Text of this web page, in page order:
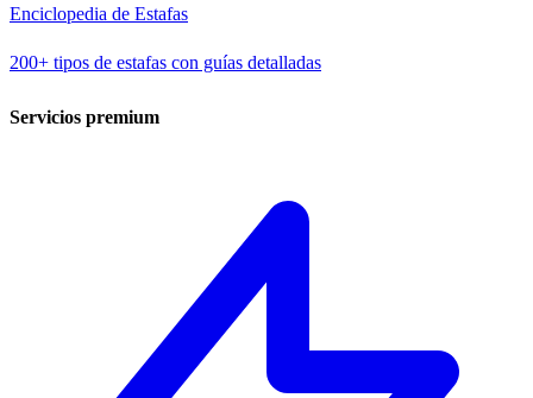
Enciclopedia de Estafas
200+ tipos de estafas con guías detalladas
Servicios premium